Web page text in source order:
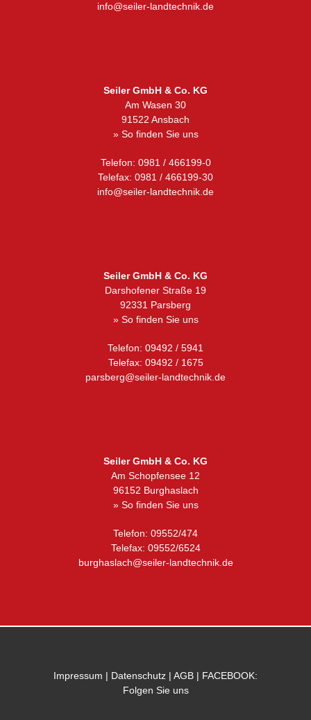
info@seiler-landtechnik.de
Seiler GmbH & Co. KG
Am Wasen 30
91522 Ansbach
» So finden Sie uns
Telefon: 0981 / 466199-0
Telefax: 0981 / 466199-30
info@seiler-landtechnik.de
Seiler GmbH & Co. KG
Darshofener Straße 19
92331 Parsberg
» So finden Sie uns
Telefon: 09492 / 5941
Telefax: 09492 / 1675
parsberg@seiler-landtechnik.de
Seiler GmbH & Co. KG
Am Schopfensee 12
96152 Burghaslach
» So finden Sie uns
Telefon: 09552/474
Telefax: 09552/6524
burghaslach@seiler-landtechnik.de
Impressum | Datenschutz | AGB | FACEBOOK:
Folgen Sie uns